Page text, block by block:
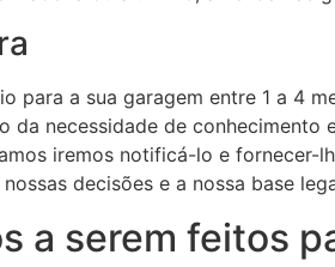
para a sua garagem entre 1 a 4
da necessidade de
iremos notificá-lo e fornecer-
decisões e a nossa base
a serem feitos